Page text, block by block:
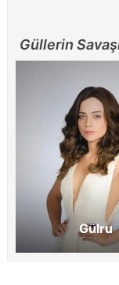
Güllerin
Gülru